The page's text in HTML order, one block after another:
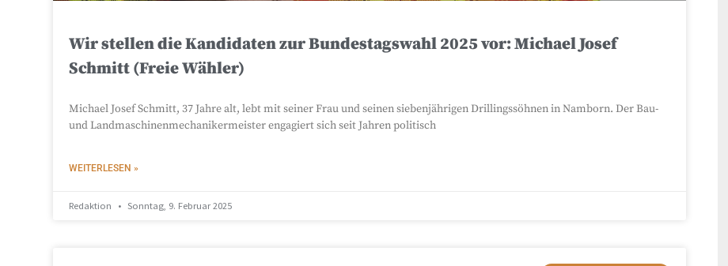
Wir stellen die Kandidaten zur Bundestagswahl 2025 vor: Michael Josef
Schmitt (Freie Wähler)
Michael Josef Schmitt, 37 Jahre alt, lebt mit seiner Frau und seinen siebenjährigen Drillingssöhnen in Namborn. Der Bau-
und Landmaschinenmechanikermeister engagiert sich seit Jahren politisch
WEITERLESEN »
Redaktion Sonntag, 9. Februar 2025